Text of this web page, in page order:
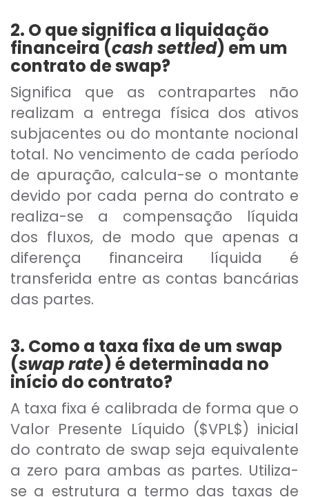
2. O que significa a liquidação
financeira (cash settled) em um
contrato de swap?
Significa que as contrapartes não
realizam a entrega física dos ativos
subjacentes ou do montante nocional
total. No vencimento de cada período
de apuração, calcula-se o montante
devido por cada perna do contrato e
realiza-se a compensação líquida
dos fluxos, de modo que apenas a
diferença financeira líquida é
transferida entre as contas bancárias
das partes.
3. Como a taxa fixa de um swap
(swap rate) é determinada no
início do contrato?
A taxa fixa é calibrada de forma que o
Valor Presente Líquido ($VPL$) inicial
do contrato de swap seja equivalente
a zero para ambas as partes. Utiliza-
se a estrutura a termo das taxas de